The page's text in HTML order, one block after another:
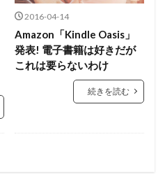
2016-04-14
Amazon「Kindle Oasis」
発表! 電子書籍は好きだが
これは要らないわけ
続きを読む